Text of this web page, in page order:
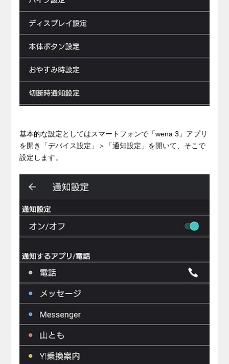
基本的な設定としてはスマートフォンで「wena 3」アプリ
を開き「デバイス設定」＞「通知設定」を開いて、そこで
設定します。